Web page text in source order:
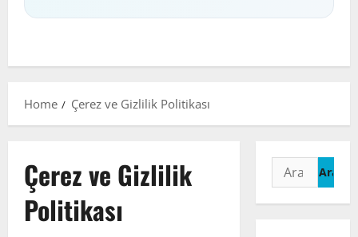
Home Çerez ve Gizlilik Politikası
Çerez ve Gizlilik
Politikası
Arama: